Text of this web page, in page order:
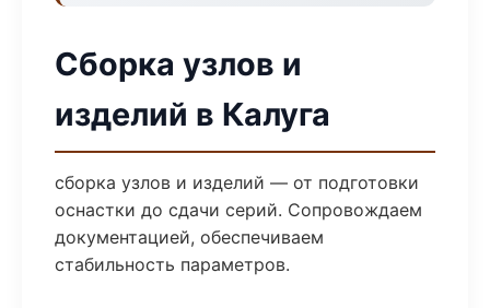
Сборка узлов и
изделий в Калуга
сборка узлов и изделий — от подготовки
оснастки до сдачи серий. Сопровождаем
документацией, обеспечиваем
стабильность параметров.